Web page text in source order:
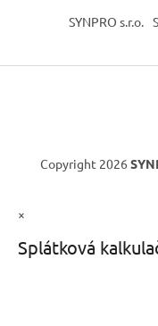
SYNPRO s.r.o.
Copyright 2026
×
Splátková